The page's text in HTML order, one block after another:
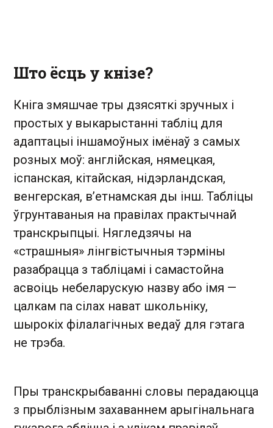
Што ёсць у кнізе?
Кніга змяшчае тры дзясяткі зручных і
простых у выкарыстанні табліц для
адаптацыі іншамоўных імёнаў з самых
розных моў: англійская, нямецкая,
іспанская, кітайская, нідэрландская,
венгерская, в’етнамская ды інш. Табліцы
ўгрунтаваныя на правілах практычнай
транскрыпцыі. Нягледзячы на
«страшныя» лінгвістычныя тэрміны
разабрацца з табліцамі і самастойна
асвоіць небеларускую назву або імя —
цалкам па сілах нават школьніку,
шырокіх філалагічных ведаў для гэтага
не трэба.
Пры транскрыбаванні словы перадаюцца
з прыблізным захаваннем арыгінальнага